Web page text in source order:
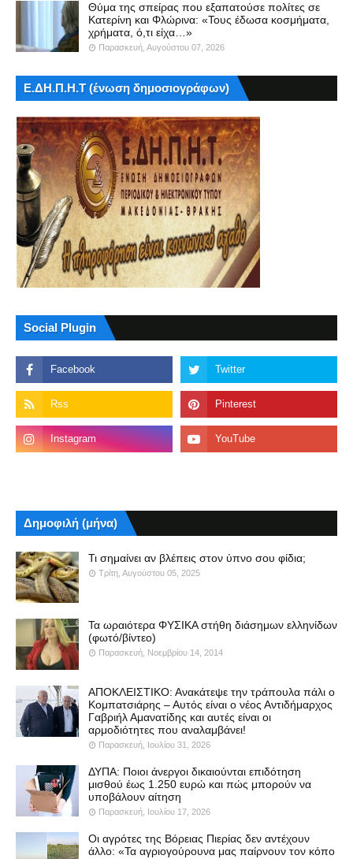
Θύμα της σπείρας που εξαπατούσε πολίτες σε
Κατερίνη και Φλώρινα: «Τους έδωσα κοσμήματα,
χρήματα, ό,τι είχα…»
Παρασκευή, Αυγούστου 07, 2026
Ε.ΔΗ.Π.Η.Τ (ένωση δημοσιογράφων)
Social Plugin
Δημοφιλή (μήνα)
Τι σημαίνει αν βλέπεις στον ύπνο σου φίδια;
Τρίτη, Αυγούστου 05, 2025
Τα ωραιότερα ΦΥΣΙΚΑ στήθη διάσημων ελληνίδων
(φωτό/βίντεο)
Παρασκευή, Νοεμβρίου 14, 2014
ΑΠΟΚΛΕΙΣΤΙΚΟ: Ανακάτεψε την τράπουλα πάλι ο
Κομπατσιάρης – Αυτός είναι ο νέος Αντιδήμαρχος
Γαβριήλ Αμανατίδης και αυτές είναι οι
αρμοδιότητες που αναλαμβάνει!
Παρασκευή, Ιουλίου 31, 2026
ΔΥΠΑ: Ποιοι άνεργοι δικαιούνται επιδότηση
μισθού έως 1.250 ευρώ και πώς μπορούν να
υποβάλουν αίτηση
Παρασκευή, Ιουλίου 17, 2026
Οι αγρότες της Βόρειας Πιερίας δεν αντέχουν
άλλο: «Τα αγριογούρουνα μας παίρνουν τον κόπο